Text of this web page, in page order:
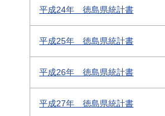
平成24年 徳島県統計書
平成25年 徳島県統計書
平成26年 徳島県統計書
平成27年 徳島県統計書